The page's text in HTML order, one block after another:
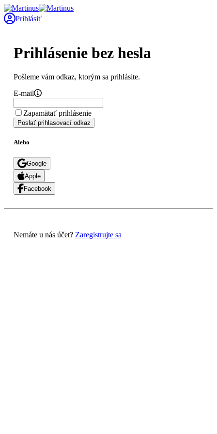
Prihlásiť
Prihlásenie bez hesla
Pošleme vám odkaz, ktorým sa prihlásite.
E-mail
Zapamätať prihlásenie
Poslať prihlasovací odkaz
Alebo
Google
Apple
Facebook
Nemáte u nás účet? Zaregistrujte sa